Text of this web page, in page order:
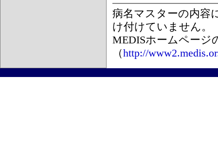
病名マスターの内容
け付けていません。
MEDISホームページ
（http://